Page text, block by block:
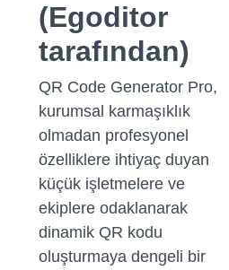
(Egoditor
tarafından)
QR Code Generator Pro,
kurumsal karmaşıklık
olmadan profesyonel
özelliklere ihtiyaç duyan
küçük işletmelere ve
ekiplere odaklanarak
dinamik QR kodu
oluşturmaya dengeli bir